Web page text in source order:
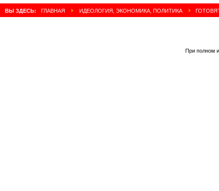
ВЫ ЗДЕСЬ: ГЛАВНАЯ ИДЕОЛОГИЯ, ЭКОНОМИКА, ПОЛИТИКА
При полном